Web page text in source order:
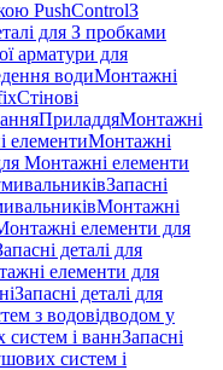
PushControlЗ
для З пробками
арматури для
водиМонтажні
Стінові
ПриладдяМонтажні
елементиМонтажні
Монтажні елементи
Запасні
Монтажні
елементи для
деталі для
елементи для
Запасні деталі для
з водовідводом у
і ваннЗапасні
систем і